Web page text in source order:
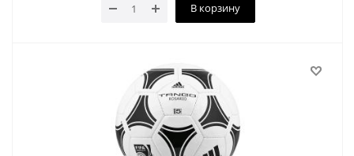
В корзину